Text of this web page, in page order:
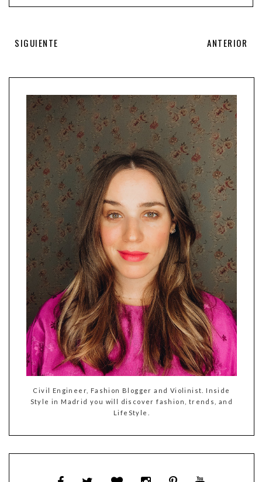
SIGUIENTE ANTERIOR
Civil Engineer, Fashion Blogger and Violinist. Inside
Style in Madrid you will discover fashion, trends, and
LifeStyle.